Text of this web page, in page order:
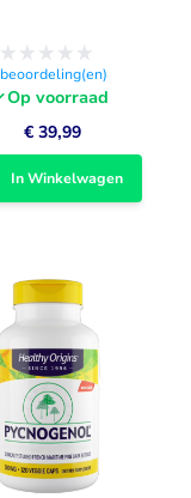
beoordeling(en)
Op voorraad
€ 39,99
In Winkelwagen